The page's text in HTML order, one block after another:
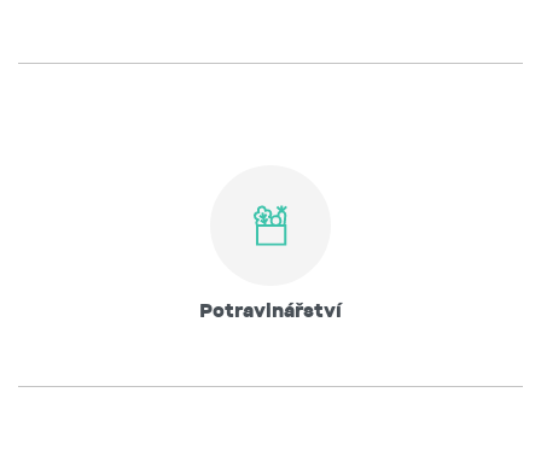
Potravinářství